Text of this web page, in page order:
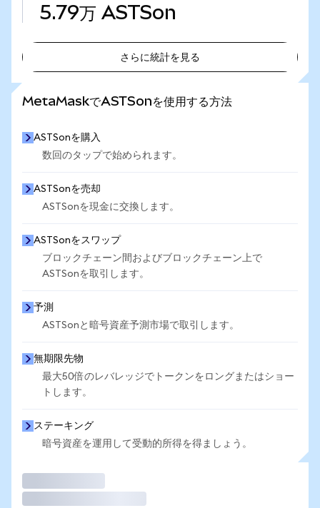
5.79万 ASTSon
さらに統計を見る
MetaMaskでASTSonを使用する方法
ASTSonを購入
数回のタップで始められます。
ASTSonを売却
ASTSonを現金に交換します。
ASTSonをスワップ
ブロックチェーン間およびブロックチェーン上で
ASTSonを取引します。
予測
ASTSonと暗号資産予測市場で取引します。
無期限先物
最大50倍のレバレッジでトークンをロングまたはショー
トします。
ステーキング
暗号資産を運用して受動的所得を得ましょう。